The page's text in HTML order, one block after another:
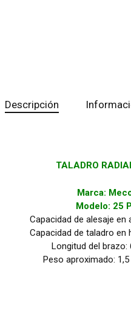
Descripción
TALADRO
Marca:
Modelo: 25
Capacidad de alesaje en
Capacidad de taladro en
Longitud del brazo:
Peso aproximado: